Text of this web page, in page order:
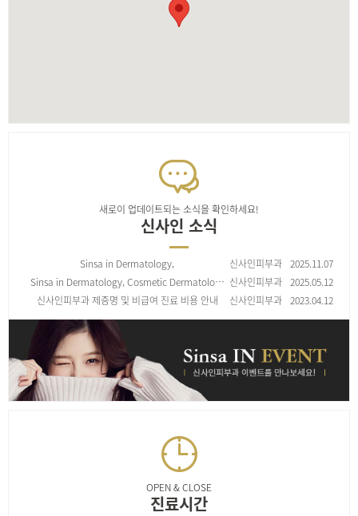
새로이 업데이트되는 소식을 확인하세요!
신사인 소식
Sinsa in Dermatology,
皮肤美容治疗项目收费标准
신사인피부과 2025.11.07
Sinsa in Dermatology, Cosmetic Dermatolo… 신사인피부과 2025.05.12
신사인피부과 제증명 및 비급여 진료 비용 안내
신사인피부과 2023.04.12
OPEN & CLOSE
진료시간